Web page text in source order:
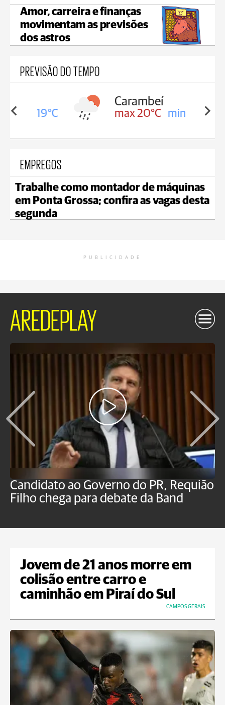
Amor, carreira e finanças
movimentam as previsões
dos astros
PREVISÃO DO TEMPO
19°C
Carambeí
max 20°C min 19°C
EMPREGOS
Trabalhe como montador de máquinas
em Ponta Grossa; confira as vagas desta
segunda
PUBLICIDADE
AREDEPLAY
Candidato ao Governo do PR, Requião
Filho chega para debate da Band
Jovem de 21 anos morre em
colisão entre carro e
caminhão em Piraí do Sul
CAMPOS GERAIS